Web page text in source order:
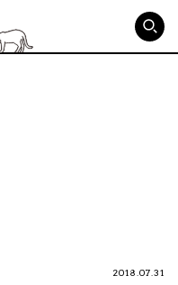
2018.07.31